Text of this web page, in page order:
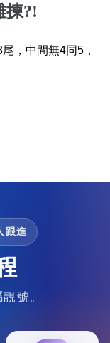
揀?!
，中間無4同5，
跟進
號。